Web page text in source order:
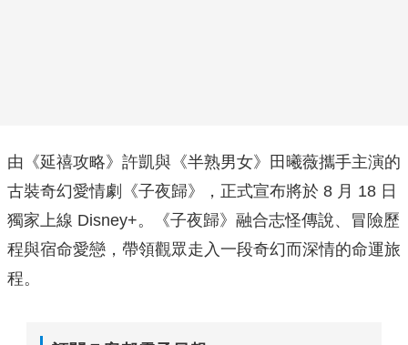
由《延禧攻略》許凱與《半熟男女》田曦薇攜手主演的
古裝奇幻愛情劇《子夜歸》，正式宣布將於 8 月 18 日
獨家上線 Disney+。《子夜歸》融合志怪傳說、冒險歷
程與宿命愛戀，帶領觀眾走入一段奇幻而深情的命運旅
程。